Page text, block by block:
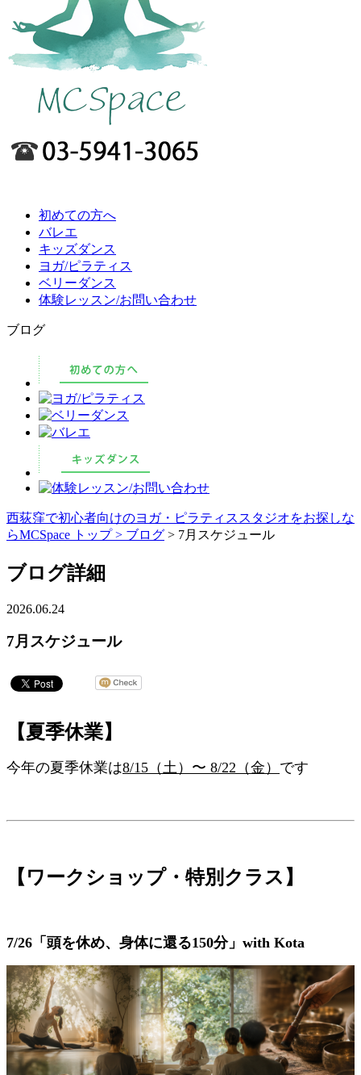
初めての方へ
バレエ
キッズダンス
ヨガ/ピラティス
ベリーダンス
体験レッスン/お問い合わせ
ブログ
西荻窪で初心者向けのヨガ・ピラティススタジオをお探しな
らMCSpace トップ > ブログ > 7月スケジュール
ブログ詳細
2026.06.24
7月スケジュール
【夏季休業】
今年の夏季休業は8/15（土）〜 8/22（金） です
【ワークショップ・特別クラス】
7/26「頭を休め、身体に還る150分」with Kota